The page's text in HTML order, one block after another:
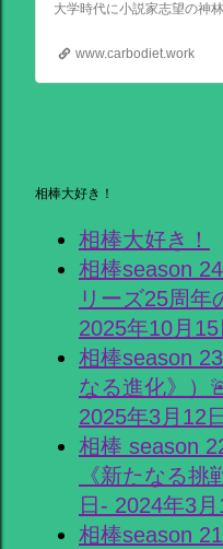
www.carbodiet.work
相棒大好き！
相棒大好き！
相棒season
リーズ25周年
2025年10月
相棒season
なる進化》）
2025年3月12日
相棒 season
《新たなる
日- 2024年3月
相棒season